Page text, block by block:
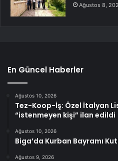
Ağustos 8,
En Güncel Haberler
Ağustos 10, 2026
Tez-Koop-İş: Özel İtalyan
“istenmeyen kişi” ilan edildi
Ağustos 10, 2026
Biga’da Kurban Bayramı
Ağustos 9, 2026